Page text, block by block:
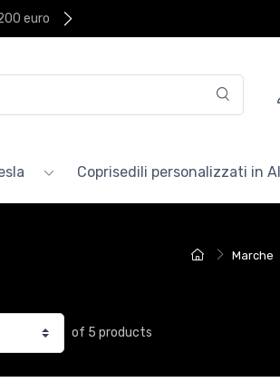
euro
Coprisedili personalizzati in
Marche
of 5 products